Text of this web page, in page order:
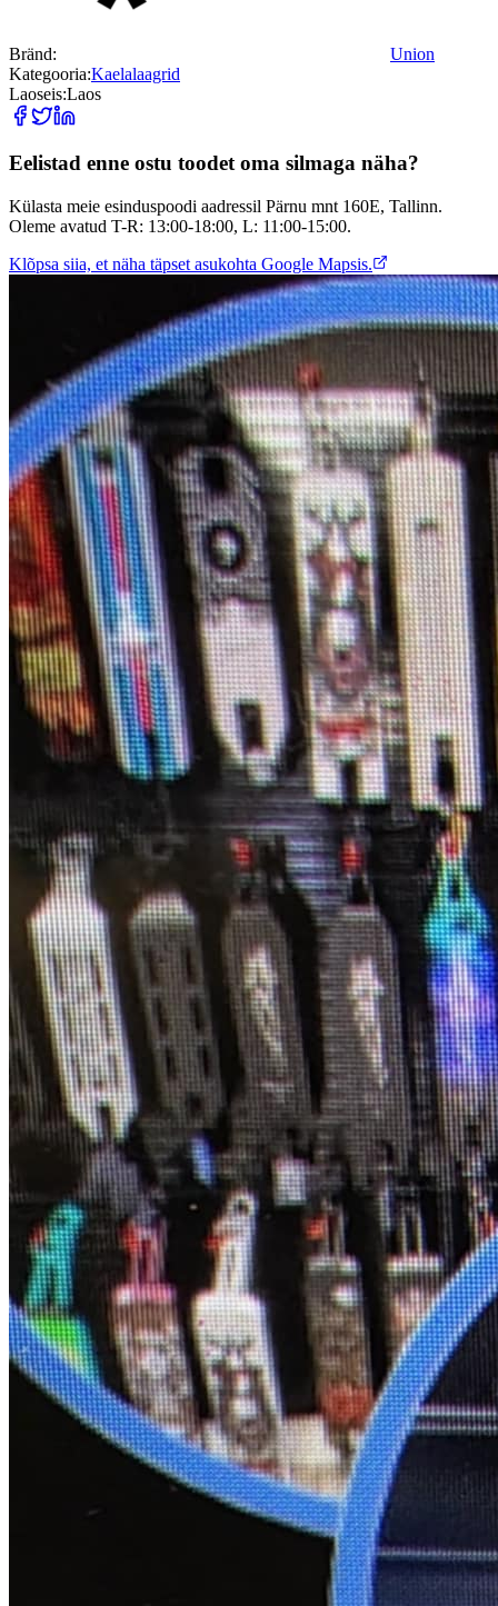
Bränd:
Union
Kategooria:Kaelalaagrid
Laoseis:Laos
Eelistad enne ostu toodet oma silmaga näha?
Külasta meie esinduspoodi aadressil Pärnu mnt 160E, Tallinn.
Oleme avatud T-R: 13:00-18:00, L: 11:00-15:00.
Klõpsa siia, et näha täpset asukohta Google Mapsis.